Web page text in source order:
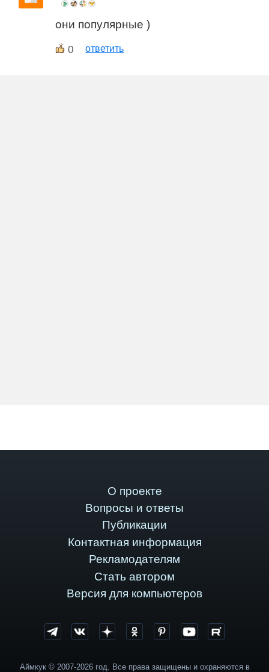
они популярные )
0 ответить
О проекте
Вопросы и ответы
Публикации
Контактная информация
Рекламодателям
Стать автором
Версия для компьютеров
Аймкук © 2007-2026 год. Все права защищены и охраняются в